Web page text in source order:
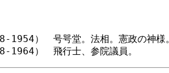
1954） 号咢堂。法相。憲政の神様
1964） 飛行士、参院議員。